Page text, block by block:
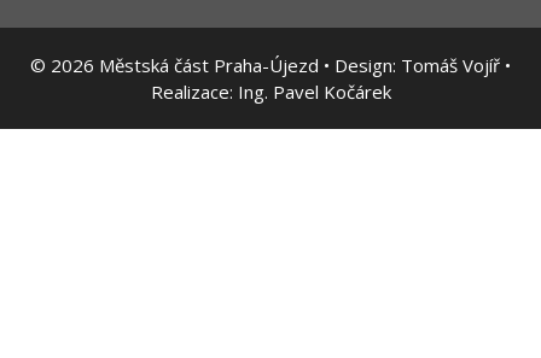
© 2026 Městská část Praha-Újezd • Design: Tomáš Vojíř •
Realizace: Ing. Pavel Kočárek